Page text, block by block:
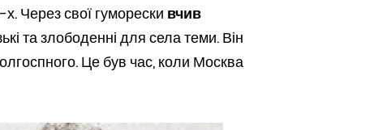
Через свої гуморески вчив
та злободенні для села теми. Він
Це був час, коли Москва